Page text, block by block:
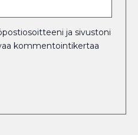
ja sivustoni
kommentointikertaa